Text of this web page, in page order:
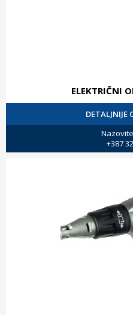
ELEKTRIČNI
DETALJNIJE
+387